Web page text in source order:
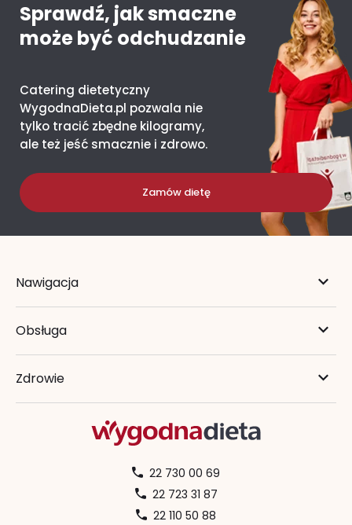
Sprawdź, jak smaczne
może być odchudzanie
Catering dietetyczny
WygodnaDieta.pl pozwala nie
tylko tracić zbędne kilogramy,
ale też jeść smacznie i zdrowo.
Zamów dietę
Nawigacja
Obsługa
Zdrowie
22 730 00 69
22 723 31 87
22 110 50 88